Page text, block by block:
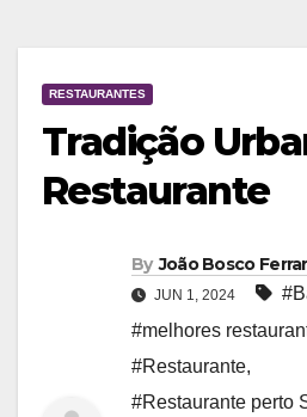
RESTAURANTES
Tradição
Restaurante
By João Bosco
JUN 1, 2024
#melhores
#Restaurante,
#Restaurante perto